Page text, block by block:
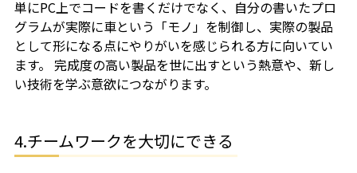
単にPC上でコードを書くだけでなく、自分の書いたプロ
グラムが実際に車という「モノ」を制御し、実際の製品
として形になる点にやりがいを感じられる方に向いてい
ます。 完成度の高い製品を世に出すという熱意や、新し
い技術を学ぶ意欲につながります。
4.チームワークを大切にできる